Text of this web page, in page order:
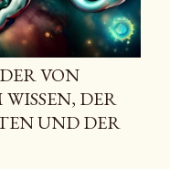
VON
DER
UND DER